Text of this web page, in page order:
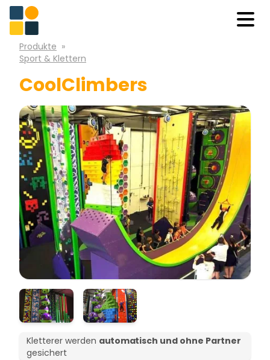
Produkte »
Sport & Klettern
CoolClimbers
Kletterer werden automatisch und ohne Partner
gesichert